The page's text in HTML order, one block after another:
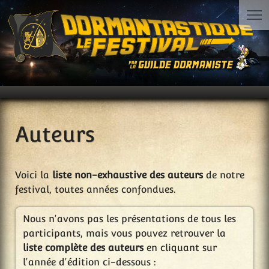
Auteurs
Voici la liste non-exhaustive des auteursde notre
festival, toutes années confondues.
Nous n'avons pas les présentations de tous les
participants, mais vous pouvez retrouver la
liste complète des auteursen cliquant sur
l'année d'édition ci-dessous :